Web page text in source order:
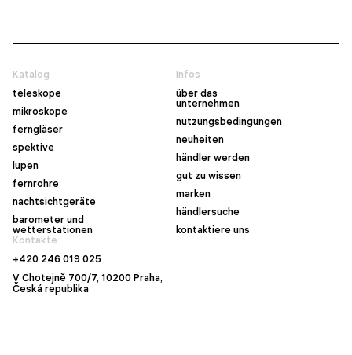
Katalog
teleskope
mikroskope
ferngläser
spektive
lupen
fernrohre
nachtsichtgeräte
barometer und
wetterstationen
Infos
über das
unternehmen
nutzungsbedingungen
neuheiten
händler werden
gut zu wissen
marken
händlersuche
kontaktiere uns
Kontakte
+420 246 019 025
V Chotejně 700/7, 10200 Praha,
Česká republika